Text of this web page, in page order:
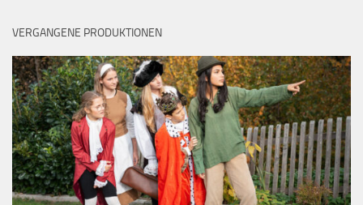
VERGANGENE PRODUKTIONEN